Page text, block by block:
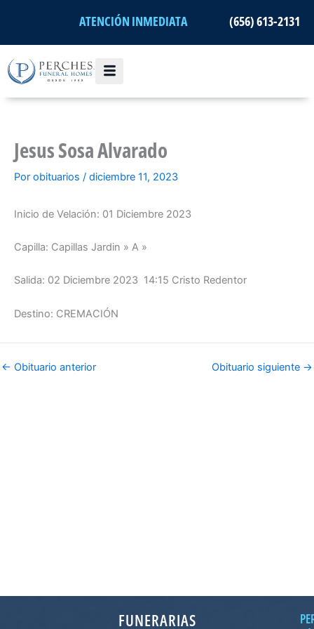
ATENCIÓN INMEDIATA (656) 613-2131
Jesus Sosa Alvarado
Por obituarios / diciembre 11, 2023
Inicio de Velación: 01 Diciembre 2023
Capilla: Capillas Jardin » A »
Salida: 02 Diciembre 2023 14:15 Cristo Redentor
Destino: CREMACIÓN
← Obituario anterior Obituario siguiente →
FUNERARIAS